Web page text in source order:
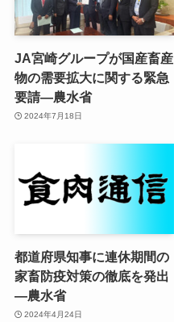
JA宮崎グループが国産畜産
物の需要拡大に関する緊急
要請—農水省
2024年7月18日
都道府県知事に連休期間の
家畜防疫対策の徹底を発出
—農水省
2024年4月24日